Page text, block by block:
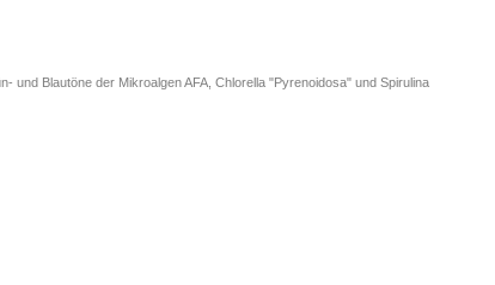
und Blautöne der Mikroalgen AFA, Chlorella "Pyrenoidosa" und Spirulina